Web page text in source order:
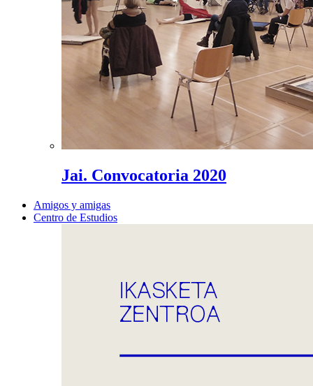
Jai. Convocatoria 2020
Amigos y amigas
Centro de Estudios